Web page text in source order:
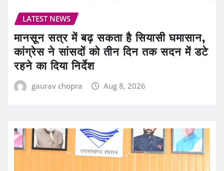
LATEST NEWS
मानसून सत्र में बढ़ सकता है सियासी घमासान,
कांग्रेस ने सांसदों को तीन दिन तक सदन में डटे
रहने का दिया निर्देश
gaurav chopra Aug 8, 2026